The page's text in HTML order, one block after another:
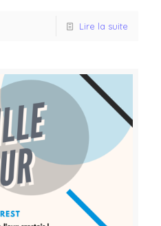
Lire la suite